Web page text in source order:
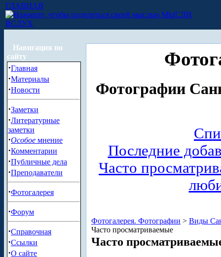
ГЛАВНАЯ
МЫСЛИ
ВСЛУХ
Навигация по
сайту
·Главная
·Материалы
·Новости
·Заметки
·Литературные
заметки
·Особое мнение
·Комментарии
·Публичные дела
·Преподаватели
·Фотогалерея
·Форум
·Справочная
·Ссылки
·О сайте
Фотографии
Последние
Часто
Фотогалерея. Фотографии > Виды
Часто просматриваемые
Часто